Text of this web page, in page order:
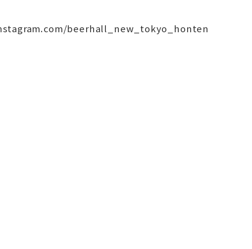
beerhall_new_tokyo_honten